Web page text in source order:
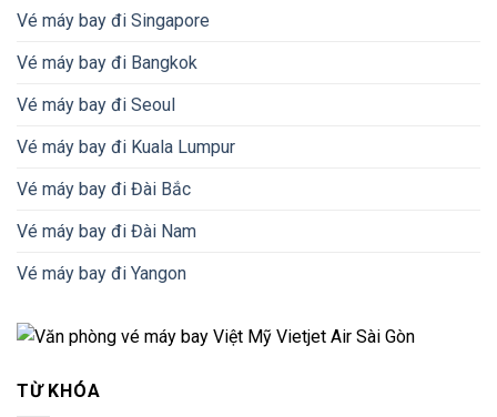
Vé máy bay đi Singapore
Vé máy bay đi Bangkok
Vé máy bay đi Seoul
Vé máy bay đi Kuala Lumpur
Vé máy bay đi Đài Bắc
Vé máy bay đi Đài Nam
Vé máy bay đi Yangon
TỪ KHÓA